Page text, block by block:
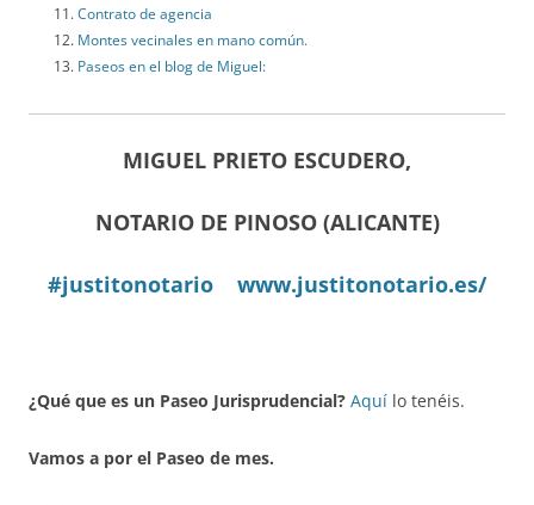
Contrato de agencia
Montes vecinales en mano común.
Paseos en el blog de Miguel:
MIGUEL PRIETO ESCUDERO,
NOTARIO DE PINOSO (ALICANTE)
#justitonotario www.justitonotario.es/
¿Qué que es un Paseo Jurisprudencial? Aquí lo tenéis.
Vamos a por el Paseo de mes.